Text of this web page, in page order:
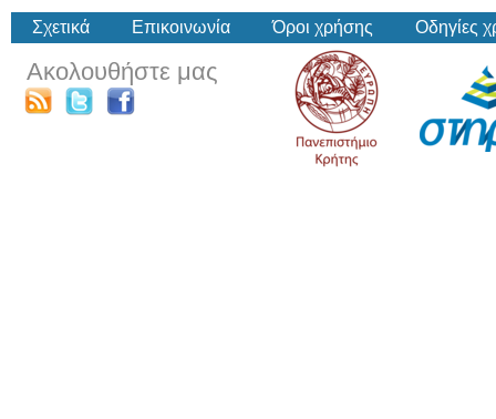
Σχετικά Επικοινωνία Όροι χρήσης Οδηγίες
Ακολουθήστε μας